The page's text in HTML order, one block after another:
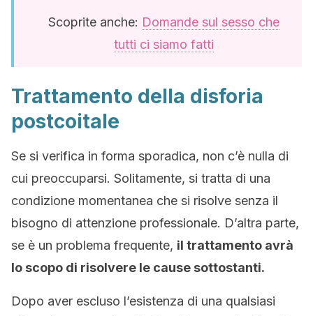
Scoprite anche: Domande sul sesso che
tutti ci siamo fatti
Trattamento della disforia
postcoitale
Se si verifica in forma sporadica, non c’è nulla di
cui preoccuparsi. Solitamente, si tratta di una
condizione momentanea che si risolve senza il
bisogno di attenzione professionale. D’altra parte,
se è un problema frequente, il trattamento avrà
lo scopo di risolvere le cause sottostanti.
Dopo aver escluso l’esistenza di una qualsiasi